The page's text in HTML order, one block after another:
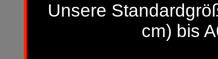
Unsere
cm) bis